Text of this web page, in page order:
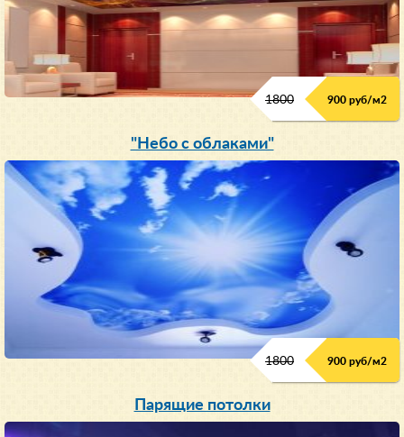
1800 900 руб/м2
"Небо с облаками"
1800 900 руб/м2
Парящие потолки